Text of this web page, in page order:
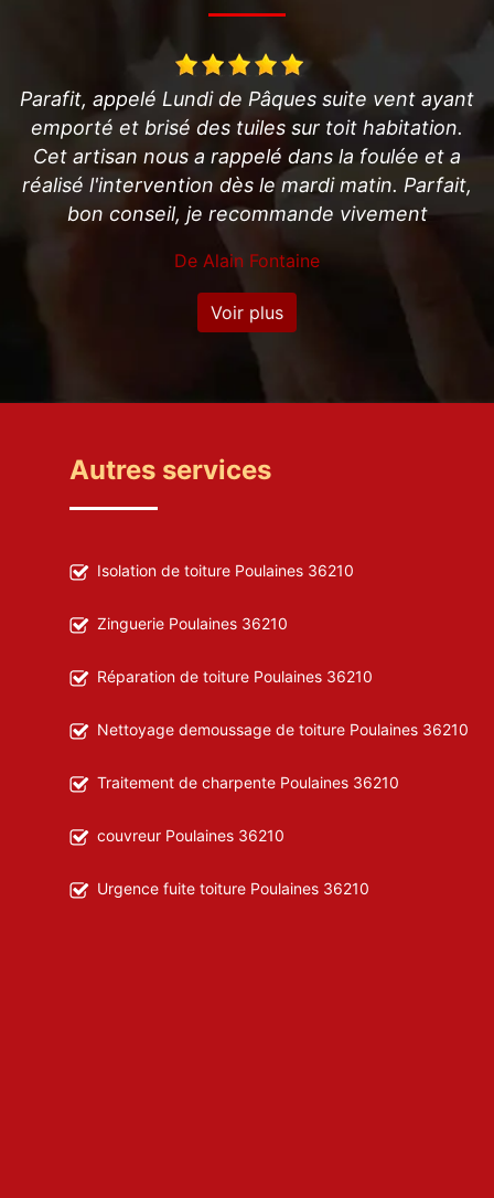
Super professionnel.très disponible, travail fait
soigneusement. Je conseille fortement et super
sympathique.
De Anthony
Voir plus
Autres services
Isolation de toiture Poulaines 36210
Zinguerie Poulaines 36210
Réparation de toiture Poulaines 36210
Nettoyage demoussage de toiture Poulaines 36210
Traitement de charpente Poulaines 36210
couvreur Poulaines 36210
Urgence fuite toiture Poulaines 36210